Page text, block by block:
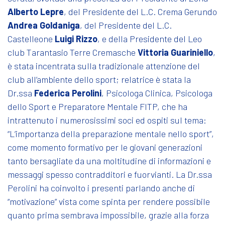
Alberto Lepre, del Presidente del L.C. Crema Gerundo
Andrea Goldaniga, del Presidente del L.C.
Castelleone Luigi Rizzo, e della Presidente del Leo
club Tarantasio Terre CremascheVittoria Guariniello,
è stata incentrata sulla tradizionale attenzione del
club all’ambiente dello sport; relatrice è stata la
Dr.ssa Federica Perolini, Psicologa Clinica, Psicologa
dello Sport e Preparatore Mentale FITP, che ha
intrattenuto i numerosissimi soci ed ospiti sul tema:
“L’importanza della preparazione mentale nello sport”,
come momento formativo per le giovani generazioni
tanto bersagliate da una moltitudine di informazioni e
messaggi spesso contradditori e fuorvianti. La Dr.ssa
Perolini ha coinvolto i presenti parlando anche di
“motivazione” vista come spinta per rendere possibile
quanto prima sembrava impossibile, grazie alla forza